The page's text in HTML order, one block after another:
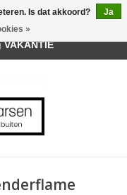
Is dat akkoord?
Ja
»
| Belvederelaan 107